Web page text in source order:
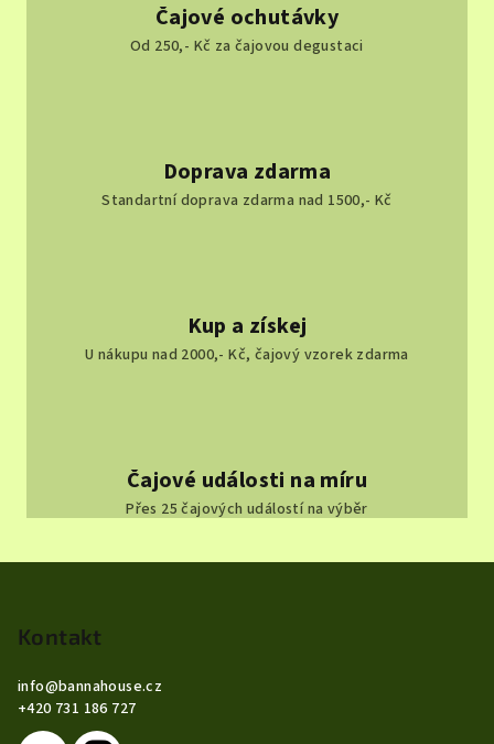
Čajové ochutávky
Od 250,- Kč za čajovou degustaci
Doprava zdarma
Standartní doprava zdarma nad 1500,- Kč
Kup a získej
U nákupu nad 2000,- Kč, čajový vzorek zdarma
Čajové události na míru
Přes 25 čajových událostí na výběr
Kontakt
info@bannahouse.cz
+420 731 186 727